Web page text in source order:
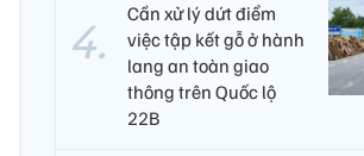
Cần xử lý dứt điểm
việc tập kết gỗ ở hành
lang an toàn giao
thông trên Quốc lộ
22B